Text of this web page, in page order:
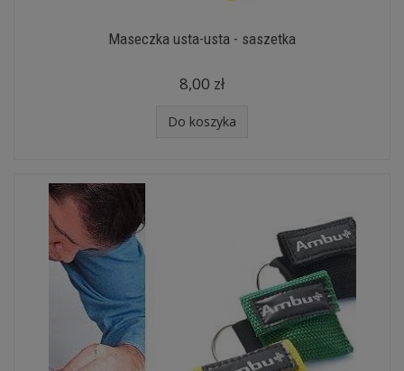
Maseczka usta-usta - saszetka
8,00 zł
Do koszyka